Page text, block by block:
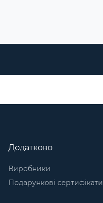
Додатково
Виробники
Подарункові сертифікати